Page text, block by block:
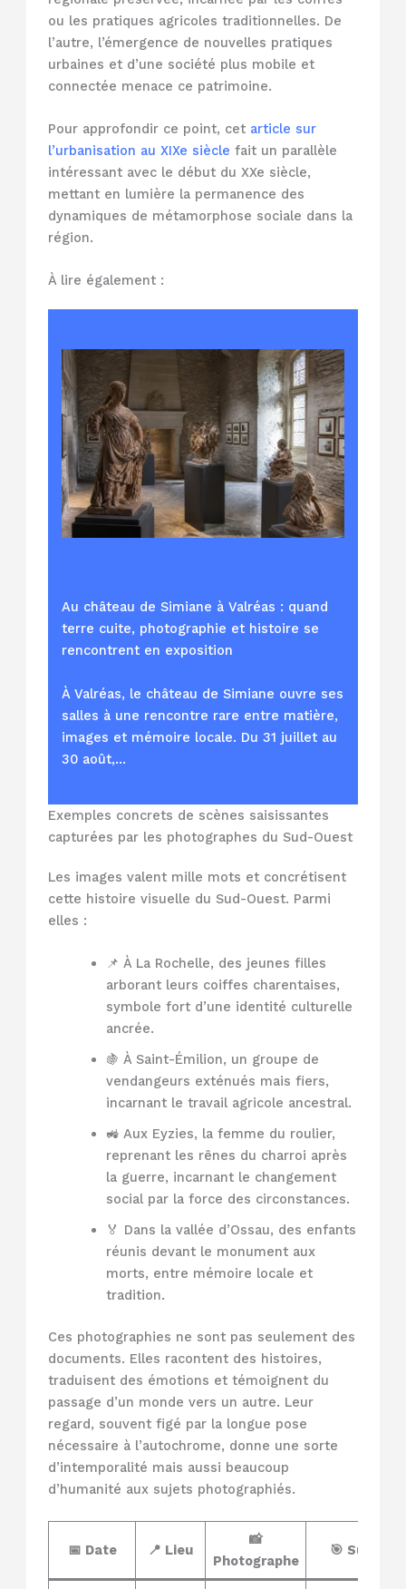
ou les pratiques agricoles traditionnelles. De
l’autre, l’émergence de nouvelles pratiques
urbaines et d’une société plus mobile et
connectée menace ce patrimoine.
Pour approfondir ce point, cet article sur
l’urbanisation au XIXe siècle fait un parallèle
intéressant avec le début du XXe siècle,
mettant en lumière la permanence des
dynamiques de métamorphose sociale dans la
région.
À lire également :
Au château de Simiane à Valréas : quand
terre cuite, photographie et histoire se
rencontrent en exposition
À Valréas, le château de Simiane ouvre ses
salles à une rencontre rare entre matière,
images et mémoire locale. Du 31 juillet au
30 août,…
Exemples concrets de scènes saisissantes
capturées par les photographes du Sud-Ouest
Les images valent mille mots et concrétisent
cette histoire visuelle du Sud-Ouest. Parmi
elles :
📌 À La Rochelle, des jeunes filles
arborant leurs coiffes charentaises,
symbole fort d’une identité culturelle
ancrée.
🍇 À Saint-Émilion, un groupe de
vendangeurs exténués mais fiers,
incarnant le travail agricole ancestral.
🚜 Aux Eyzies, la femme du roulier,
reprenant les rênes du charroi après
la guerre, incarnant le changement
social par la force des circonstances.
🏅 Dans la vallée d’Ossau, des enfants
réunis devant le monument aux
morts, entre mémoire locale et
tradition.
Ces photographies ne sont pas seulement des
documents. Elles racontent des histoires,
traduisent des émotions et témoignent du
passage d’un monde vers un autre. Leur
regard, souvent figé par la longue pose
nécessaire à l’autochrome, donne une sorte
d’intemporalité mais aussi beaucoup
d’humanité aux sujets photographiés.
📅 Date 📍 Lieu
📸
Photographe
🎯 Sujet